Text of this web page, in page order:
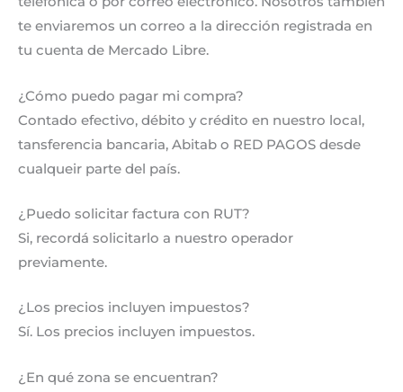
te enviaremos un correo a la dirección registrada en
tu cuenta de Mercado Libre.
¿Cómo puedo pagar mi compra?
Contado efectivo, débito y crédito en nuestro local,
tansferencia bancaria, Abitab o RED PAGOS desde
cualqueir parte del país.
¿Puedo solicitar factura con RUT?
Si, recordá solicitarlo a nuestro operador
previamente.
¿Los precios incluyen impuestos?
Sí. Los precios incluyen impuestos.
¿En qué zona se encuentran?